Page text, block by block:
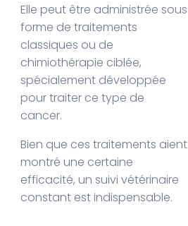
Elle peut être administrée sous
forme de traitements
classiques ou de
chimiothérapie ciblée,
spécialement développée
pour traiter ce type de
cancer.
Bien que ces traitements aient
montré une certaine
efficacité, un suivi vétérinaire
constant est indispensable.